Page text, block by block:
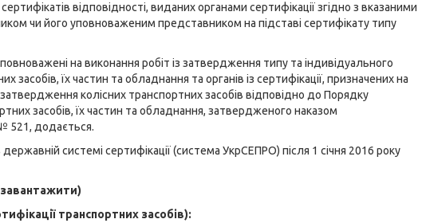
відповідності, виданих органами сертифікації згідно з вказаними
чи його уповноваженим представником на підставі сертифікату типу
уповноважені на виконання робіт із затвердження типу та індивідуального
засобів, їх частин та обладнання та органів із сертифікації, призначених на
колісних транспортних засобів відповідно до Порядку
засобів, їх частин та обладнання, затвердженого наказом
521, додається.
системі сертифікації (система УкрСЕПРО) після 1 січня 2016 року
транспортних засобів):